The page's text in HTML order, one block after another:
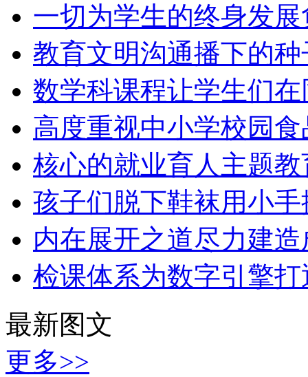
一切为学生的终身发
教育文明沟通播下的
数学科课程让学生们
高度重视中小学校园
核心的就业育人主题
孩子们脱下鞋袜用小
内在展开之道尽力建
检课体系为数字引擎
最新图文
更多>>